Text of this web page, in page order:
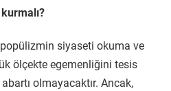
siyaseti okuma ve
ölçekte egemenliğini tesis
olmayacaktır. Ancak,